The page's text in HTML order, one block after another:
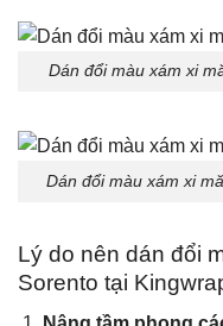
Dán đổi màu xám xi
Dán đổi màu xám xi
Lý do nên dán đổi
Sorento tại